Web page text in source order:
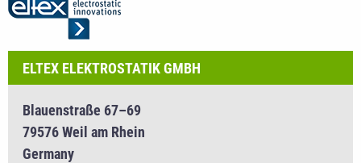
ELTEX ELEKTROSTATIK GMBH
Blauenstraße 67–69
79576 Weil am Rhein
Germany